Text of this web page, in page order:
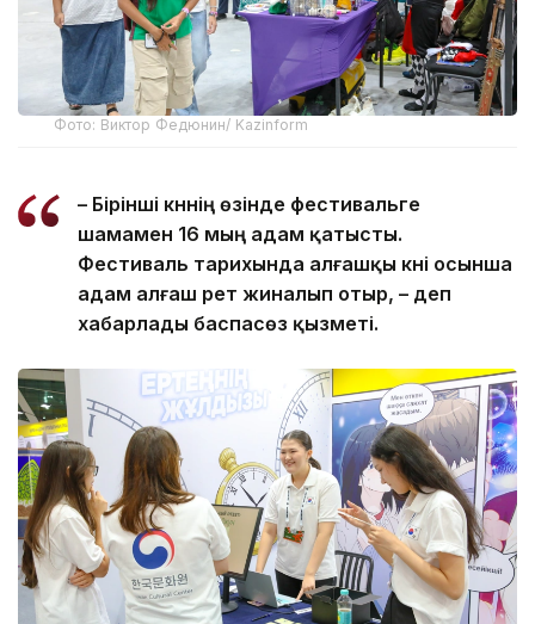
Фото: Виктор Федюнин/ Kazinform
– Бірінші күннің өзінде фестивальге
шамамен 16 мың адам қатысты.
Фестиваль тарихында алғашқы күні осынша
адам алғаш рет жиналып отыр, – деп
хабарлады баспасөз қызметі.